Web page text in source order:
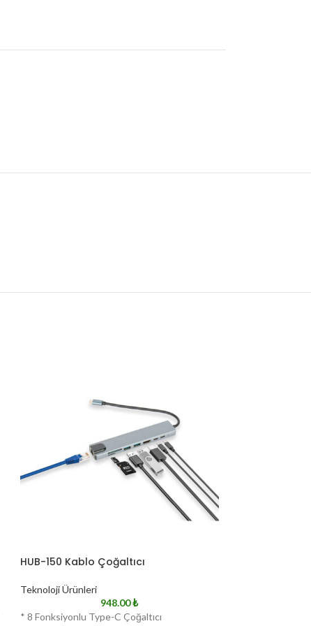
HUB-150 Kablo Çoğaltıcı
Teknoloji Ürünleri
948.00₺
* 8 Fonksiyonlu Type-C Çoğaltıcı